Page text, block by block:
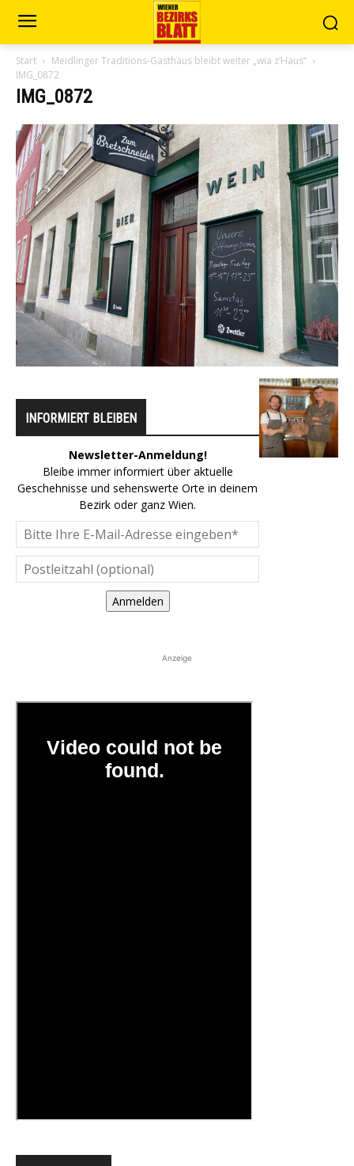
Start
Meidlinger Traditions-Gasthaus bleibt weiter „wia z‘Haus“
IMG_0872
IMG_0872
INFORMIERT BLEIBEN
Newsletter-Anmeldung!
Bleibe immer informiert über aktuelle
Geschehnisse und sehenswerte Orte in deinem
Bezirk oder ganz Wien.
Anmelden
Anzeige